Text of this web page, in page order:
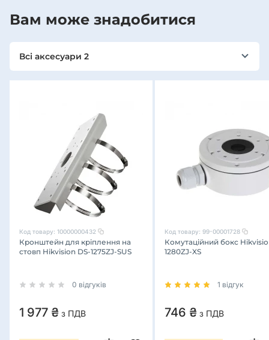
Вам може знадобитися
Всі аксесуари 2
Код товару: 10000000432
Кронштейн для кріплення на
стовп Hikvision DS-1275ZJ-SUS
0 відгуків
1 977 ₴ з ПДВ
Код товару: 99-00001728
Комутаційний бокс
1280ZJ-XS
1 відгук
746 ₴ з ПДВ